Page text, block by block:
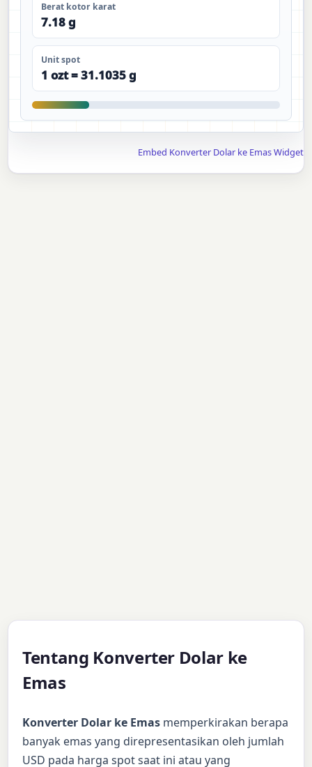
Berat kotor karat
7.18 g
Unit spot
1 ozt = 31.1035 g
Embed Konverter Dolar ke Emas Widget
Tentang Konverter Dolar ke
Emas
Konverter Dolar ke Emas memperkirakan berapa
banyak emas yang direpresentasikan oleh jumlah
USD pada harga spot saat ini atau yang